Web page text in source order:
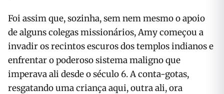
Foi assim que, sozinha, sem nem mesmo o apoio
de alguns colegas missionários, Amy começou a
invadir os recintos escuros dos templos indianos e
enfrentar o poderoso sistema maligno que
imperava ali desde o século 6. A conta-gotas,
resgatando uma criança aqui, outra ali, ora